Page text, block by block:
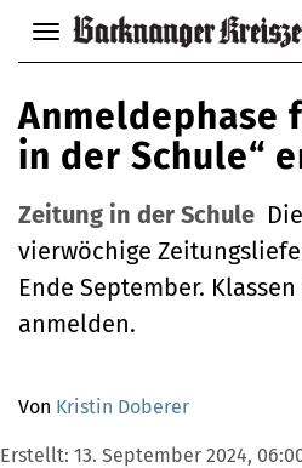
Navigation
anzeigen
verbergen
Anmeldephase
in der Schule“
Zeitung in der Schule
vierwöchige
Ende September.
anmelden.
Von Kristin Doberer
Erstellt: 13. September 2024,